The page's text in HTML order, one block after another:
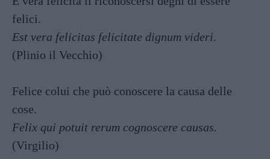
felici.
Est vera felicitas felicitate dignum videri.
(Plinio il Vecchio)
Felice colui che può conoscere la causa delle
cose.
Felix qui potuit rerum cognoscere causas.
(Virgilio)